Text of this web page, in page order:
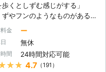
歩くとしずむ感じがする」
ずやフンのようなものがある」
うな症状を発見したらシロアリ
を受けているかもしれないため
業者に調査・駆除してもらいま
木材を好ん
すが、ときにはプラスチック
金 ー
無休
間 24時間対応可能
4.7 （191）